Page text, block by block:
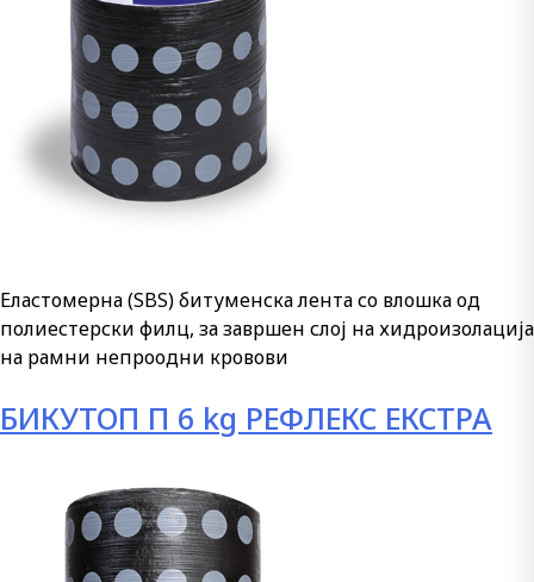
Еластомерна (SBS) битуменска лента со влошка од
полиестерски филц, за завршен слој на хидроизолација
на рамни непроодни кровови
БИКУТОП П 6 kg РЕФЛЕКС ЕКСТРА